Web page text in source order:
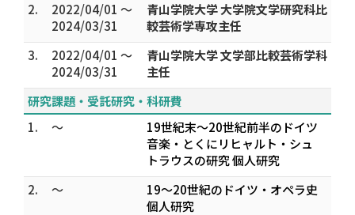
2.
2022/04/01 ～
2024/03/31
青山学院大学 大学院文学研究科比
較芸術学専攻主任
3.
2022/04/01 ～
2024/03/31
青山学院大学 文学部比較芸術学科
主任
研究課題・受託研究・科研費
1.
～
19世紀末～20世紀前半のドイツ
音楽・とくにリヒャルト・シュ
トラウスの研究 個人研究
2.
～
19～20世紀のドイツ・オペラ史
個人研究